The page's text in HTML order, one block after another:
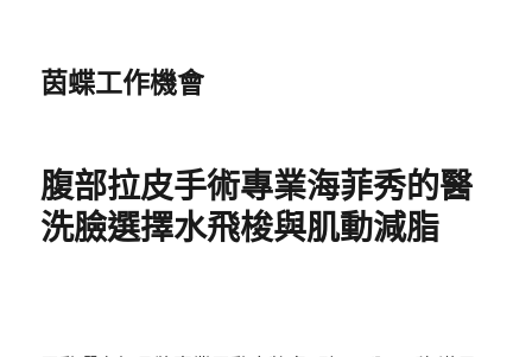
茵蝶工作機會
腹部拉皮手術專業海菲秀的醫
洗臉選擇水飛梭與肌動減脂